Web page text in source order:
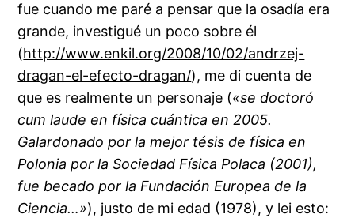
fue cuando me paré a pensar que la osadía era
grande, investigué un poco sobre él
(http://www.enkil.org/2008/10/02/andrzej-
dragan-el-efecto-dragan/), me di cuenta de
que es realmente un personaje («se doctoró
cum laude en física cuántica en 2005.
Galardonado por la mejor tésis de física en
Polonia por la Sociedad Física Polaca (2001),
fue becado por la Fundación Europea de la
Ciencia…»), justo de mi edad (1978), y lei esto: